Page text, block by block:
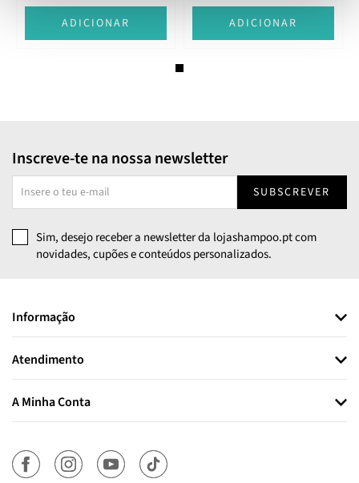
ADICIONAR ADICIONAR
Inscreve-te na nossa newsletter
SUBSCREVER
Sim, desejo receber a newsletter da lojashampoo.pt com
novidades, cupões e conteúdos personalizados.
Informação
Atendimento
A Minha Conta